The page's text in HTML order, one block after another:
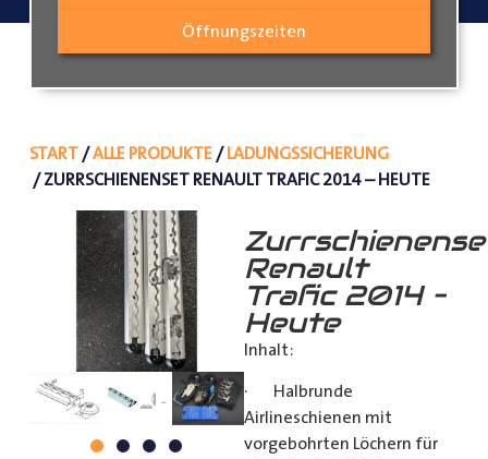
Öffnungszeiten
START/ALLE PRODUKTE/LADUNGSSICHERUNG
/ ZURRSCHIENENSET RENAULT TRAFIC 2014 – HEUTE
Renault
Trafic 2014 –
Heute
Inhalt:
· Halbrunde
Airlineschienen mit
vorgebohrten Löchern für